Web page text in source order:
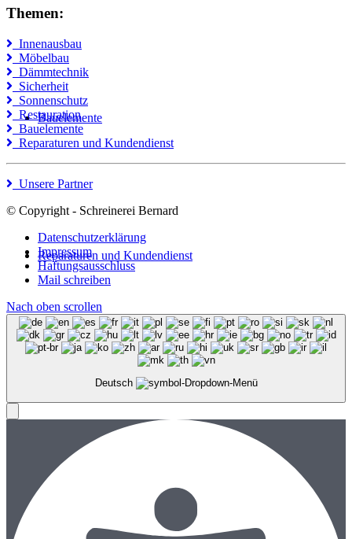
Bauelemente
Reparaturen und Kundendienst
Themen:
Innenausbau
Möbelbau
Dämmtechnik
Sicherheit
Sonnenschutz
Restauration
Bauelemente
Reparaturen und Kundendienst
Unsere Partner
© Copyright - Schreinerei Bernard
Datenschutzerklärung
Impressum
Haftungsausschluss
Mail schreiben
Nach oben scrollen
Deutsch